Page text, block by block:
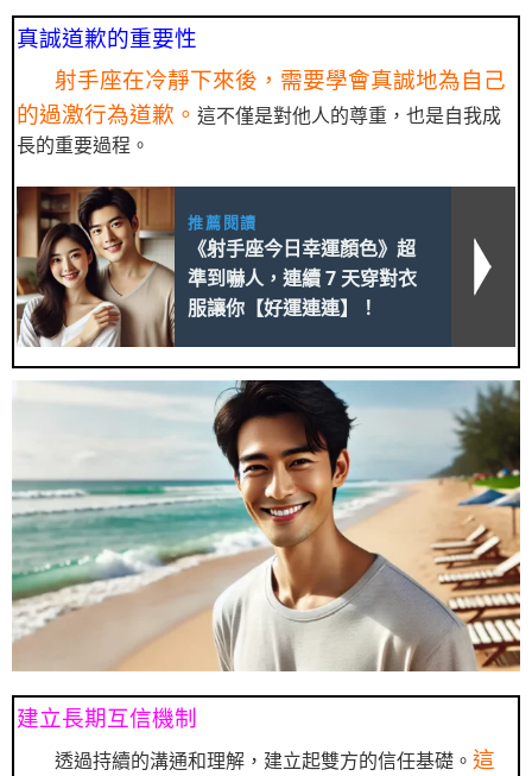
真誠道歉的重要性
射手座在冷靜下來後，需要學會真誠地為自己
的過激行為道歉。 這不僅是對他人的尊重，也是自我成
長的重要過程。
推薦閱讀
《射手座今日幸運顏色》超
準到嚇人，連續 7 天穿對衣
服讓你【好運連連】！
建立長期互信機制
透過持續的溝通和理解，建立起雙方的信任基礎。 這